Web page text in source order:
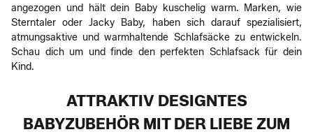
angezogen und hält dein Baby kuschelig warm. Marken, wie
Sterntaler oder Jacky Baby, haben sich darauf spezialisiert,
atmungsaktive und warmhaltende Schlafsäcke zu entwickeln.
Schau dich um und finde den perfekten Schlafsack für dein
Kind.
ATTRAKTIV DESIGNTES
BABYZUBEHÖR MIT DER LIEBE ZUM